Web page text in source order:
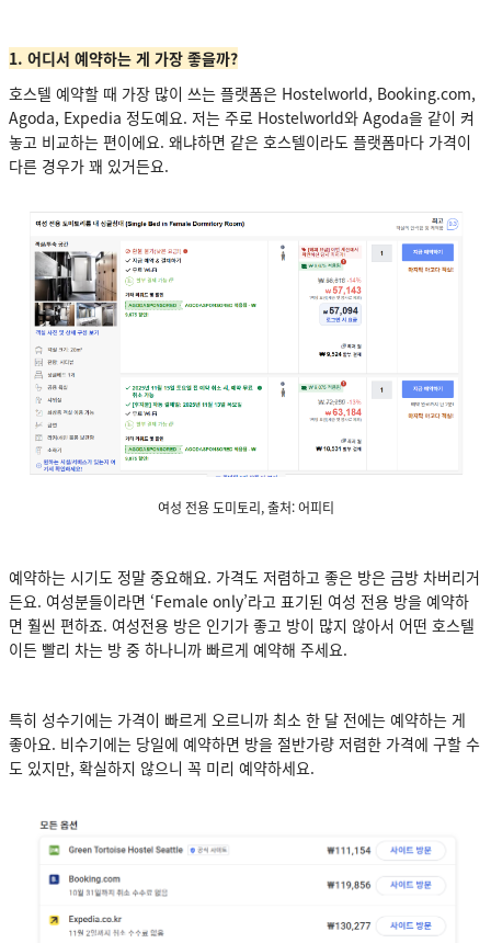
1. 어디서 예약하는 게 가장 좋을까?
호스텔 예약할 때 가장 많이 쓰는 플랫폼은 Hostelworld, Booking.com,
Agoda, Expedia 정도예요. 저는 주로 Hostelworld와 Agoda을 같이 켜
놓고 비교하는 편이에요. 왜냐하면 같은 호스텔이라도 플랫폼마다 가격이
다른 경우가 꽤 있거든요.
여성 전용 도미토리, 출처: 어피티
예약하는 시기도 정말 중요해요. 가격도 저렴하고 좋은 방은 금방 차버리거
든요. 여성분들이라면 ‘Female only’라고 표기된 여성 전용 방을 예약하
면 훨씬 편하죠. 여성전용 방은 인기가 좋고 방이 많지 않아서 어떤 호스텔
이든 빨리 차는 방 중 하나니까 빠르게 예약해 주세요.
특히 성수기에는 가격이 빠르게 오르니까 최소 한 달 전에는 예약하는 게
좋아요. 비수기에는 당일에 예약하면 방을 절반가량 저렴한 가격에 구할 수
도 있지만, 확실하지 않으니 꼭 미리 예약하세요.